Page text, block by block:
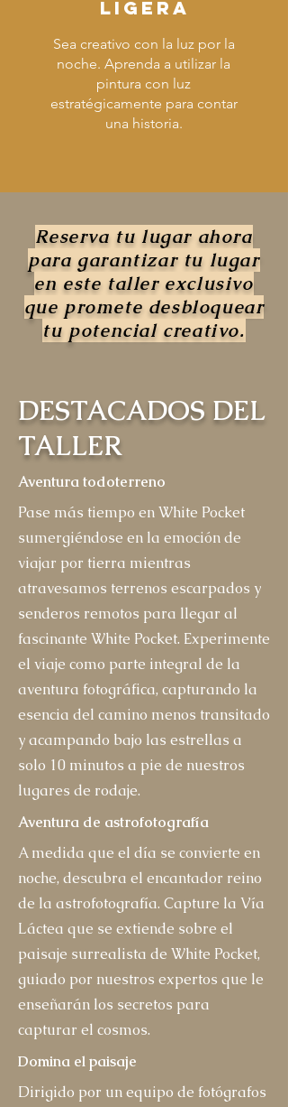
LIGERA
Sea creativo con la luz por la
noche. Aprenda a utilizar la
pintura con luz
estratégicamente para contar
una historia.
Reserva tu lugar ahora
para garantizar tu lugar
en este taller exclusivo
que promete desbloquear
tu potencial creativo.
DESTACADOS DEL
TALLER
Aventura todoterreno
Pase más tiempo en White Pocket
sumergiéndose en la emoción de
viajar por tierra mientras
atravesamos terrenos escarpados y
senderos remotos para llegar al
fascinante White Pocket. Experimente
el viaje como parte integral de la
aventura fotográfica, capturando la
esencia del camino menos transitado
y acampando bajo las estrellas a
solo 10 minutos a pie de nuestros
lugares de rodaje.
Aventura de astrofotografía
A medida que el día se convierte en
noche, descubra el encantador reino
de la astrofotografía. Capture la Vía
Láctea que se extiende sobre el
paisaje surrealista de White Pocket,
guiado por nuestros expertos que le
enseñarán los secretos para
capturar el cosmos.
Domina el paisaje
Dirigido por un equipo de fotógrafos